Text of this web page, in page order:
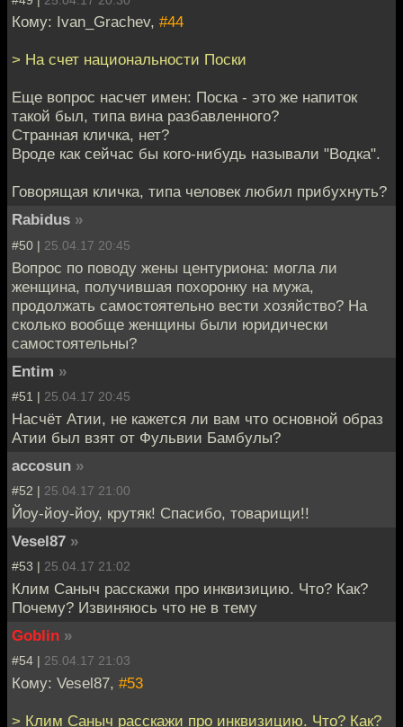
Кому: Ivan_Grachev, #44
> На счет национальности Поски
Еще вопрос насчет имен: Поска - это же напиток
такой был, типа вина разбавленного?
Странная кличка, нет?
Вроде как сейчас бы кого-нибудь называли "Водка".
Говорящая кличка, типа человек любил прибухнуть?
Rabidus »
#50 | 25.04.17 20:45
Вопрос по поводу жены центуриона: могла ли
женщина, получившая похоронку на мужа,
продолжать самостоятельно вести хозяйство? На
сколько вообще женщины были юридически
самостоятельны?
Entim »
#51 | 25.04.17 20:45
Насчёт Атии, не кажется ли вам что основной образ
Атии был взят от Фульвии Бамбулы?
accosun »
#52 | 25.04.17 21:00
Йоу-йоу-йоу, крутяк! Спасибо, товарищи!!
Vesel87 »
#53 | 25.04.17 21:02
Клим Саныч расскажи про инквизицию. Что? Как?
Почему? Извиняюсь что не в тему
Goblin »
#54 | 25.04.17 21:03
Кому: Vesel87, #53
> Клим Саныч расскажи про инквизицию. Что? Как?